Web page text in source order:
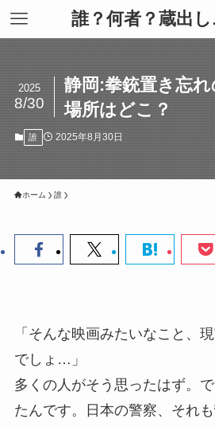
誰？何者？蔵出
静岡:拳銃置き忘
場所はどこ？
2025
8/30
誰 2025年8月30日
ホーム 誰
「そんな映画みたいなこと、
でしょ…」
多くの人がそう思ったはず。
たんです。日本の警察、それも